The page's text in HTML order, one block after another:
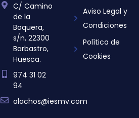
C/ Camino
de la
Boquera,
s/n, 22300
Barbastro,
Huesca.
974 31 02
94
alachos@iesmv.com
Aviso Legal y
Condiciones
Política de
Cookies